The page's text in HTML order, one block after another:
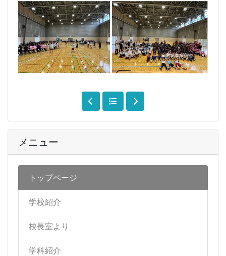
メニュー
トップページ
学校紹介
校長室より
学科紹介